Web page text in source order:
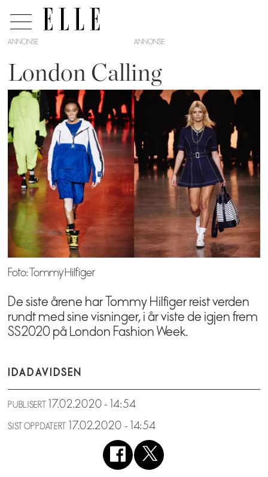
ANNONSE
London Calling
Foto: Tommy Hilfiger
De siste årene har Tommy Hilfiger reist verden
rundt med sine visninger, i år viste de igjen frem
SS2020 på London Fashion Week.
IDA DAVIDSEN
PUBLISERT 17.02.2020 - 14:54
SIST OPPDATERT 17.02.2020 - 14:54